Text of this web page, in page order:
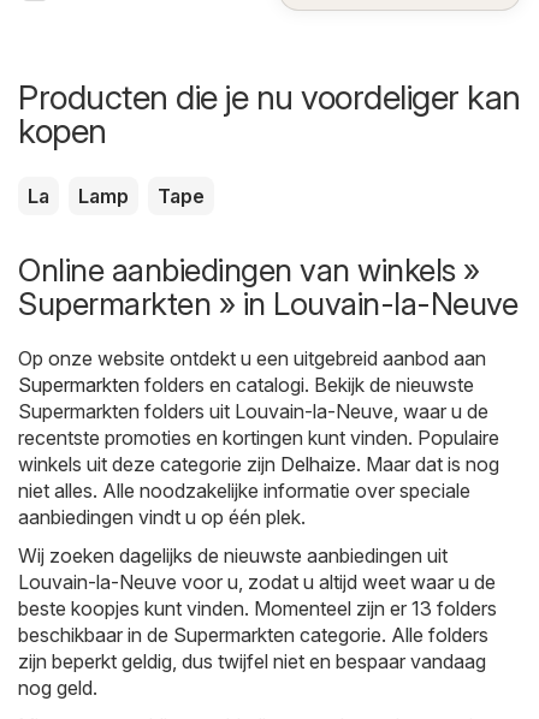
Producten die je nu voordeliger kan
kopen
La Lamp Tape
Online aanbiedingen van winkels »
Supermarkten » in Louvain-la-Neuve
Op onze website ontdekt u een uitgebreid aanbod aan
Supermarkten folders en catalogi. Bekijk de nieuwste
Supermarkten folders uit Louvain-la-Neuve, waar u de
recentste promoties en kortingen kunt vinden. Populaire
winkels uit deze categorie zijn Delhaize. Maar dat is nog
niet alles. Alle noodzakelijke informatie over speciale
aanbiedingen vindt u op één plek.
Wij zoeken dagelijks de nieuwste aanbiedingen uit
Louvain-la-Neuve voor u, zodat u altijd weet waar u de
beste koopjes kunt vinden. Momenteel zijn er 13 folders
beschikbaar in de Supermarkten categorie. Alle folders
zijn beperkt geldig, dus twijfel niet en bespaar vandaag
nog geld.